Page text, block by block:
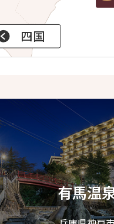
四国
有馬温